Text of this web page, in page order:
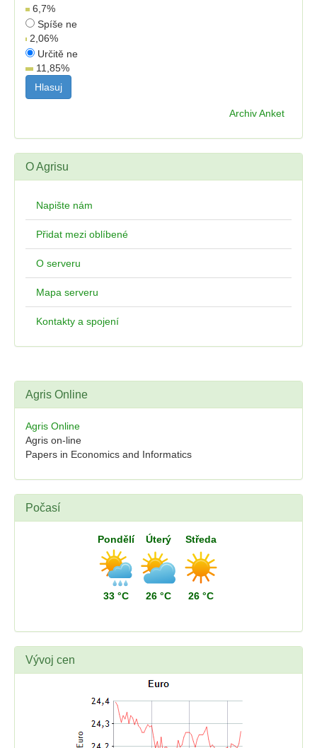
6,7%
Spíše ne
2,06%
Určitě ne
11,85%
Archiv Anket
O Agrisu
Napište nám
Přidat mezi oblíbené
O serveru
Mapa serveru
Kontakty a spojení
Agris Online
Agris Online
Agris on-line
Papers in Economics and Informatics
Počasí
Pondělí
33 °C
Úterý
26 °C
Středa
26 °C
Vývoj cen